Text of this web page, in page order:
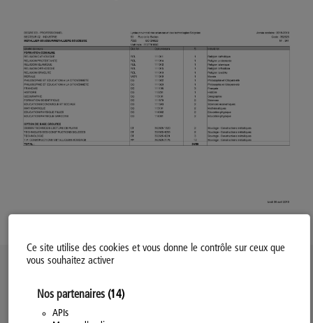
Ce site utilise des cookies et vous donne le contrôle sur ceux que
vous souhaitez activer
Nos partenaires (14)
APIs
Modifiez votre consentement